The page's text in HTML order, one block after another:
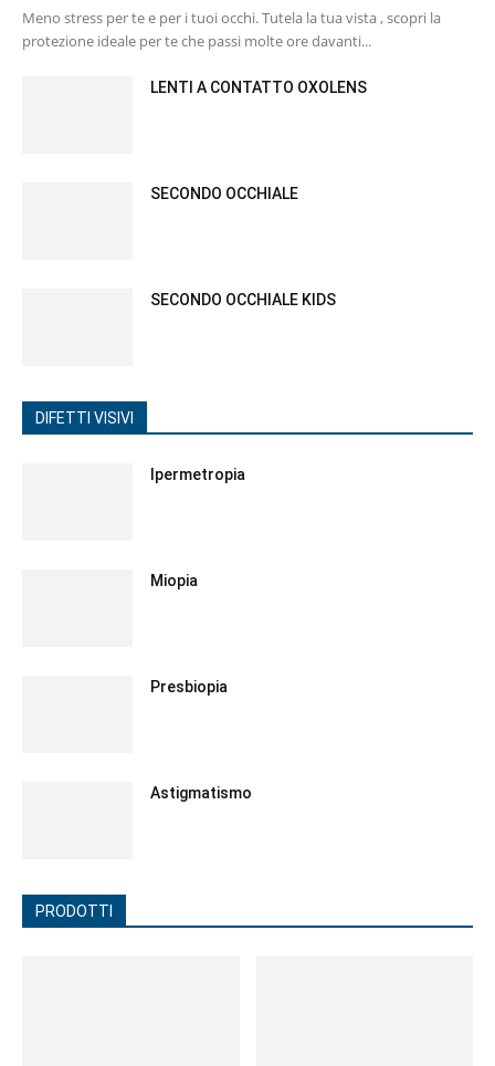
Meno stress per te e per i tuoi occhi. Tutela la tua vista , scopri la
protezione ideale per te che passi molte ore davanti...
LENTI A CONTATTO OXOLENS
SECONDO OCCHIALE
SECONDO OCCHIALE KIDS
DIFETTI VISIVI
Ipermetropia
Miopia
Presbiopia
Astigmatismo
PRODOTTI